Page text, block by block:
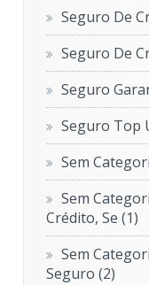
Seguro De
Seguro De
Seguro
Seguro Top
Sem
Sem
Crédito, Se(1)
Sem
Seguro(2)